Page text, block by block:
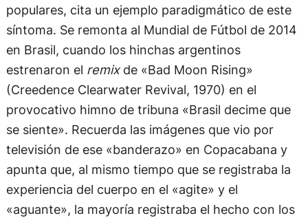
populares, cita un ejemplo paradigmático de este
síntoma. Se remonta al Mundial de Fútbol de 2014
en Brasil, cuando los hinchas argentinos
estrenaron el remixde «Bad Moon Rising»
(Creedence Clearwater Revival, 1970) en el
provocativo himno de tribuna «Brasil decime que
se siente». Recuerda las imágenes que vio por
televisión de ese «banderazo» en Copacabana y
apunta que, al mismo tiempo que se registraba la
experiencia del cuerpo en el «agite» y el
«aguante», la mayoría registraba el hecho con los